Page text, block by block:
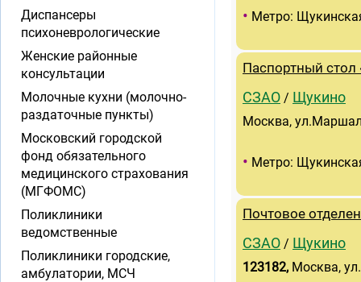
• Метро:
Паспортный
СЗАО / Щукино
Москва,
• Метро:
Почтовое
СЗАО / Щукино
123182, Москва,
Диспансеры
психоневрологические
Женские районные
консультации
Молочные кухни (молочно-
раздаточные пункты)
Московский городской
фонд обязательного
медицинского страхования
(МГФОМС)
Поликлиники
ведомственные
Поликлиники городские,
амбулатории, МСЧ